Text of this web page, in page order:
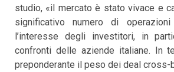
studio, «il mercato è stato vivace e
significativo numero di
l’interesse degli investitori, in
confronti delle aziende italiane. In
preponderante il peso dei deal cross-